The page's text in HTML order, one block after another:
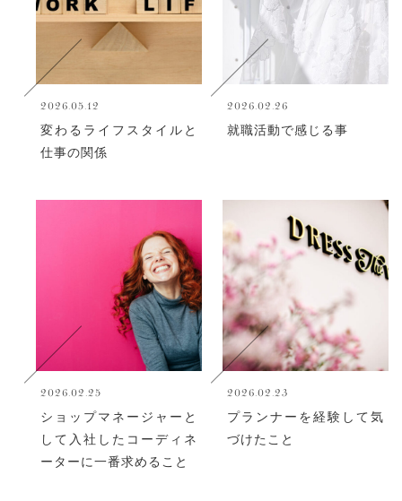
2026.05.12
変わるライフスタイルと
仕事の関係
2026.02.26
就職活動で感じる事
2026.02.25
ショップマネージャーと
して入社したコーディネ
ーターに一番求めること
2026.02.23
プランナーを経験して気
づけたこと